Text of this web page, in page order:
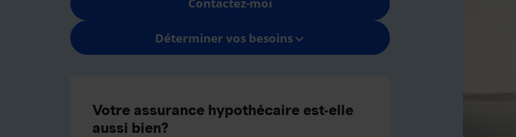
Déterminer vos besoins
Votre assurance hypothécaire est-elle
aussi bien?